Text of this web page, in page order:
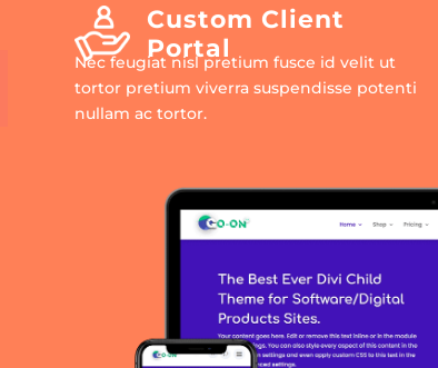
Custom Client
Portal
Nec feugiat nisl pretium fusce id velit ut
tortor pretium viverra suspendisse potenti
nullam ac tortor.